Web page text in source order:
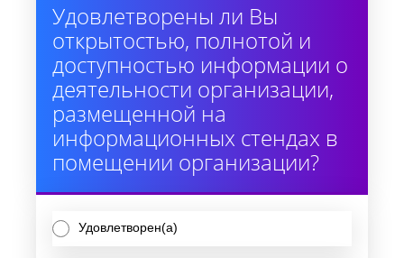
Удовлетворены ли Вы
открытостью, полнотой и
доступностью информации о
деятельности организации,
размещенной на
информационных стендах в
помещении организации?
Удовлетворен(а)